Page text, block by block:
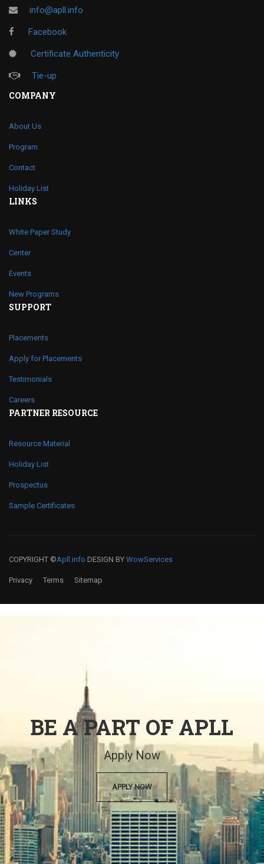
info@apll.info
Facebook
Certificate Authenticity
Tie-up
COMPANY
About Us
Program
Contact
Holiday List
LINKS
White Paper Study
Center
Events
New Programs
SUPPORT
Placements
Apply for Placements
Testimonials
Careers
PARTNER RESOURCE
Resource Material
Holiday List
Prospectus
Sample Certificates
COPYRIGHT ©Apll.info DESIGN BY WowServices
Privacy Terms Sitemap
BE A PART OF APLL
Apply Now
APPLY NOW